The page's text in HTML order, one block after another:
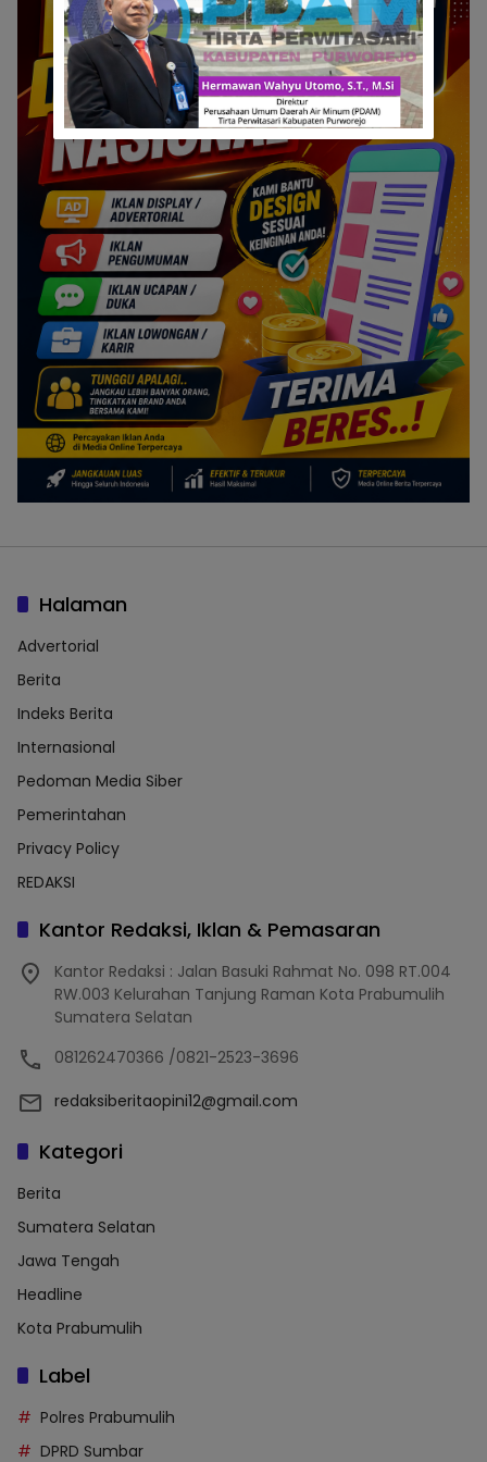
Halaman
Advertorial
Berita
Indeks Berita
Internasional
Pedoman Media Siber
Pemerintahan
Privacy Policy
REDAKSI
Kantor Redaksi, Iklan & Pemasaran
Kantor Redaksi : Jalan Basuki Rahmat No. 098 RT.004
RW.003 Kelurahan Tanjung Raman Kota Prabumulih
Sumatera Selatan
081262470366 /0821-2523-3696
redaksiberitaopini12@gmail.com
Kategori
Berita
Sumatera Selatan
Jawa Tengah
Headline
Kota Prabumulih
Label
Polres Prabumulih
DPRD Sumbar